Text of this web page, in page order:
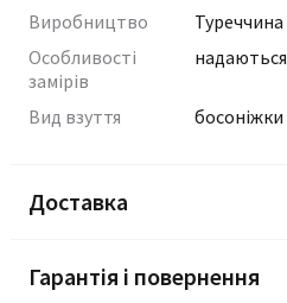
Виробництво
Туреччина
Особливості
замірів
надаються
Вид взуття босоніжки
Доставка
Гарантія і повернення